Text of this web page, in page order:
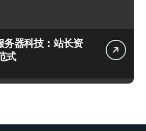
务器科技：站长资
式